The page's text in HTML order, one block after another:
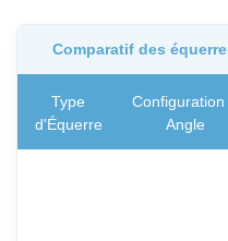
Comparatif des
Type
d'Équerre
Configuration
Angle